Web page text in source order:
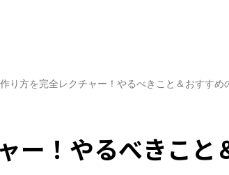
り方を完全レクチャー！やるべきこと＆おすすめ
ー！やるべきこと